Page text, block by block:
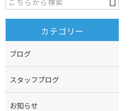
カテゴリー
ブログ
スタッフブログ
お知らせ